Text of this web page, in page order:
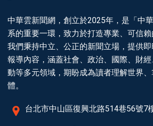
中華雲新聞網，創立於2025年，是「中
系的重要一環，致力於打造專業、可信賴
我們秉持中立、公正的新聞立場，提供
報導內容，涵蓋社會、政治、國際、財
動等多元領域，期盼成為讀者理解世界
體。
台北市中山區復興北路514巷56號7